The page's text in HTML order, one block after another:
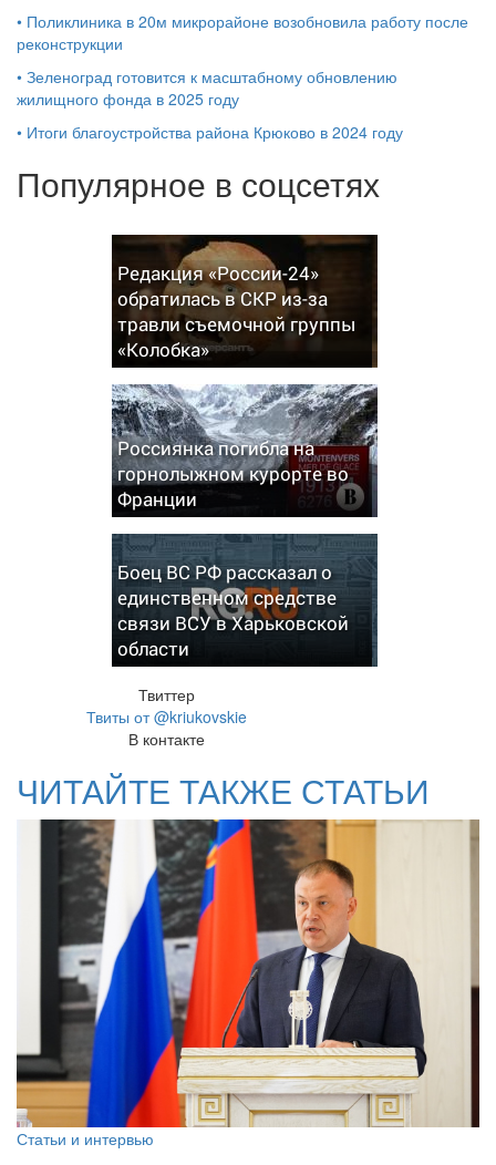
• Поликлиника в 20м микрорайоне возобновила работу после
реконструкции
• Зеленоград готовится к масштабному обновлению
жилищного фонда в 2025 году
• Итоги благоустройства района Крюково в 2024 году
Популярное в соцсетях
Редакция «России-24»
обратилась в СКР из-за
травли съемочной группы
«Колобка»
Россиянка погибла на
горнолыжном курорте во
Франции
Боец ВС РФ рассказал о
единственном средстве
связи ВСУ в Харьковской
области
Твиттер
Твиты от @kriukovskie
В контакте
ЧИТАЙТЕ ТАКЖЕ СТАТЬИ
Статьи и интервью